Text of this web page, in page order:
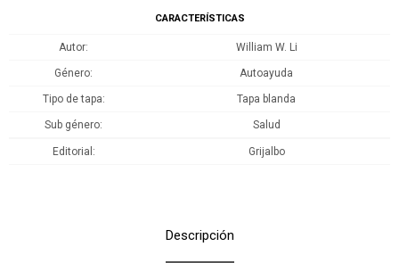
CARACTERÍSTICAS
Autor William W. Li
Género Autoayuda
Tipo de tapa Tapa blanda
Sub género Salud
Editorial Grijalbo
Descripción